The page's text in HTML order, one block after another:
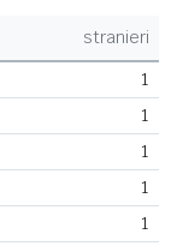
stranieri
1
1
1
1
1